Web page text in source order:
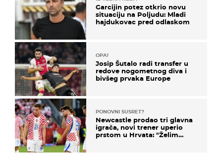
Garcijin potez otkrio novu
situaciju na Poljudu: Mladi
hajdukovac pred odlaskom
OPA!
Josip Šutalo radi transfer u
redove nogometnog diva i
bivšeg prvaka Europe
PONOVNI SUSRET?
Newcastle prodao tri glavna
igrača, novi trener uperio
prstom u Hrvata: "Želim